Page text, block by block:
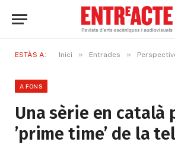
ESTÀS A: Inici » Entrades »
A FONS
Una sèrie en català
’prime time’ de la